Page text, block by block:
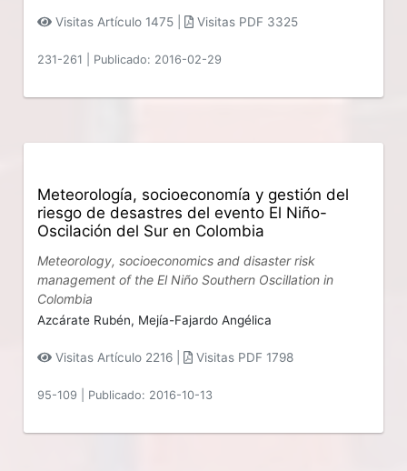
Visitas Artículo 1475 | Visitas PDF 3325
231-261 Publicado: 2016-02-29
Meteorología, socioeconomía y gestión del
riesgo de desastres del evento El Niño-
Oscilación del Sur en Colombia
Meteorology, socioeconomics and disaster risk
management of the El Niño Southern Oscillation in
Colombia
Azcárate Rubén, Mejía-Fajardo Angélica
Visitas Artículo 2216 | Visitas PDF 1798
95-109 Publicado: 2016-10-13